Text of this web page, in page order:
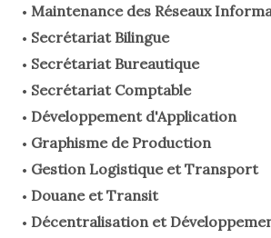
Maintenance des Réseaux
Secrétariat Bilingue
Secrétariat Bureautique
Secrétariat Comptable
Développement d'Application
Graphisme de Production
Gestion Logistique et Transport
Douane et Transit
Décentralisation et